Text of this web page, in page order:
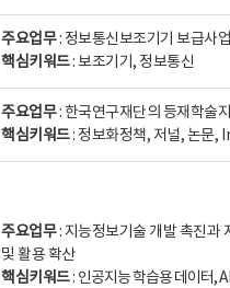
주요업무: 정보통신보조기기 보급사
핵심키워드: 보조기기, 정보통신
주요업무: 한국연구재단의 등재학술
핵심키워드: 정보화정책, 저널, 논
주요업무: 지능정보기술 개발 촉진과
및 활용 확산
핵심키워드: 인공지능 학습용 데이터,